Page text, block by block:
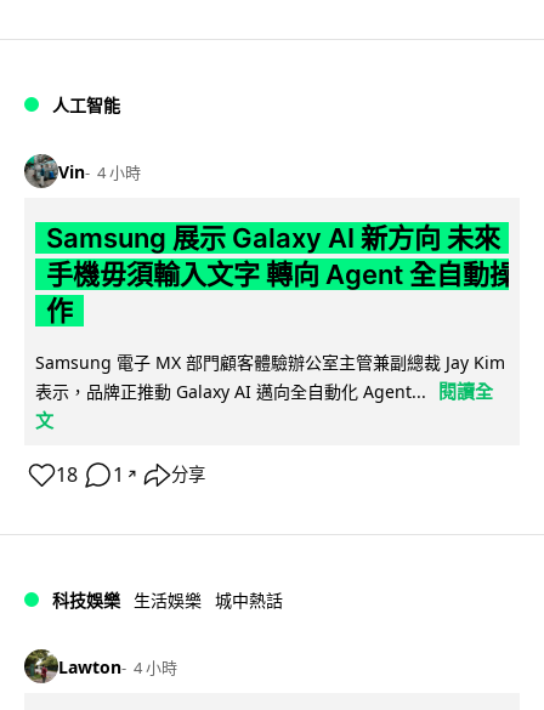
人工智能
Vin 4 小時
Samsung 展示 Galaxy AI 新方向 未來
手機毋須輸入文字 轉向 Agent 全自動操
作
Samsung 電子 MX 部門顧客體驗辦公室主管兼副總裁 Jay Kim
表示，品牌正推動 Galaxy AI 邁向全自動化 Agent...
閱讀全
文
18 1 ↗ 分享
科技娛樂 生活娛樂 城中熱話
Lawton 4 小時